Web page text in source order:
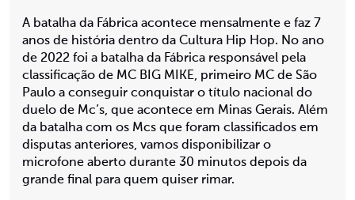
A batalha da Fábrica acontece mensalmente e faz 7
anos de história dentro da Cultura Hip Hop. No ano
de 2022 foi a batalha da Fábrica responsável pela
classificação de MC BIG MIKE, primeiro MC de São
Paulo a conseguir conquistar o título nacional do
duelo de Mc’s, que acontece em Minas Gerais. Além
da batalha com os Mcs que foram classificados em
disputas anteriores, vamos disponibilizar o
microfone aberto durante 30 minutos depois da
grande final para quem quiser rimar.